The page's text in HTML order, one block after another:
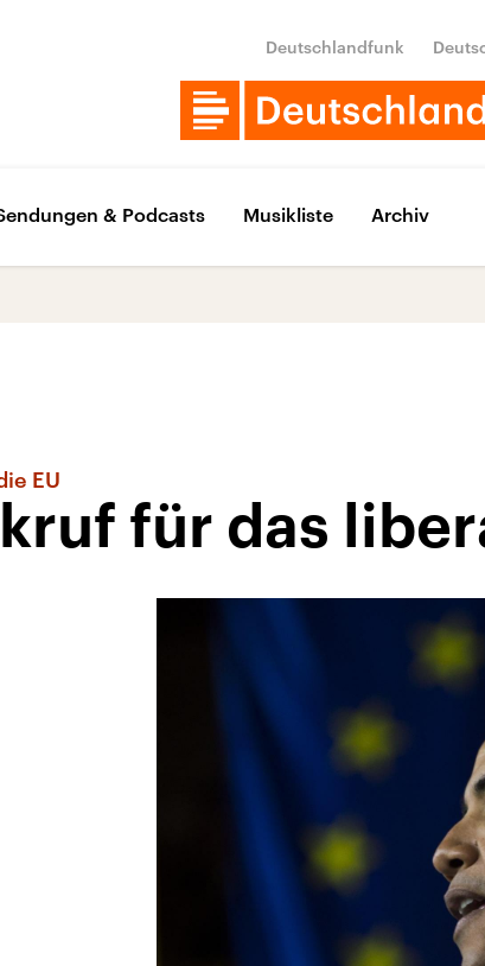
Deutschlandfunk
& Podcasts Musikliste Archiv
EU
für das